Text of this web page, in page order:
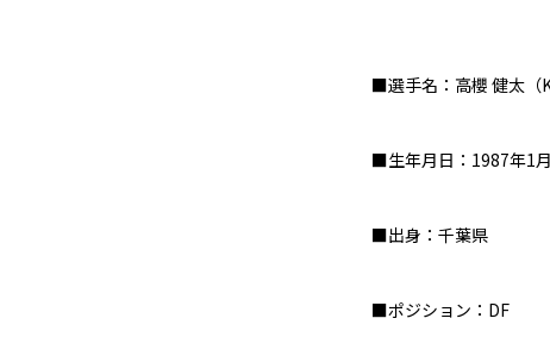
■選手名：高櫻 健太（
■生年月日：1987年1月
■出身：千葉県
■ポジション： DF